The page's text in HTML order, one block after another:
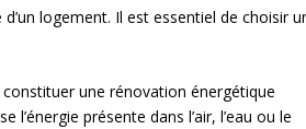
logement. Il est essentiel de choisir
une rénovation énergétique
présente dans l’air, l’eau ou le